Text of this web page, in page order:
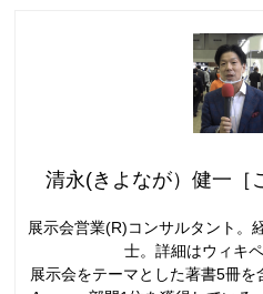
清永(きよなが）健一［
展示会営業(R)コンサルタント。
士。詳細はウィキ
展示会をテーマとした著書5冊